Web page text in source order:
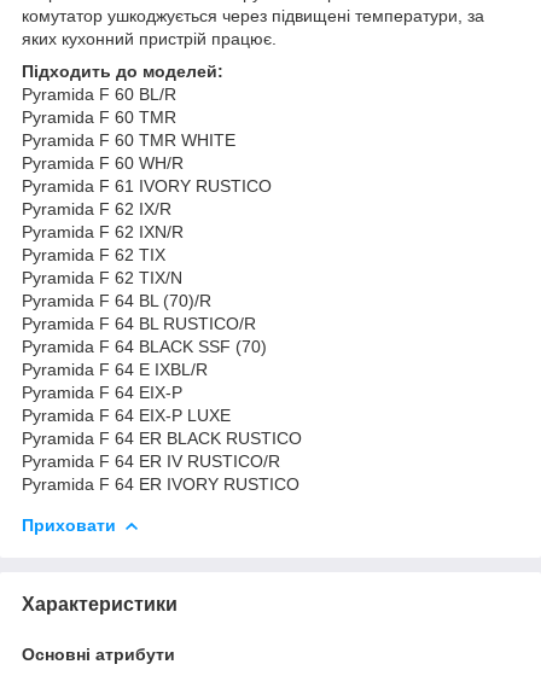
комутатор ушкоджується через підвищені температури, за
яких кухонний пристрій працює.
Підходить до моделей:
Pyramida F 60 BL/R
Pyramida F 60 TMR
Pyramida F 60 TMR WHITE
Pyramida F 60 WH/R
Pyramida F 61 IVORY RUSTICO
Pyramida F 62 IX/R
Pyramida F 62 IXN/R
Pyramida F 62 TIX
Pyramida F 62 TIX/N
Pyramida F 64 BL (70)/R
Pyramida F 64 BL RUSTICO/R
Pyramida F 64 BLACK SSF (70)
Pyramida F 64 E IXBL/R
Pyramida F 64 EIX-P
Pyramida F 64 EIX-P LUXE
Pyramida F 64 ER BLACK RUSTICO
Pyramida F 64 ER IV RUSTICO/R
Pyramida F 64 ER IVORY RUSTICO
Приховати
Характеристики
Основні атрибути